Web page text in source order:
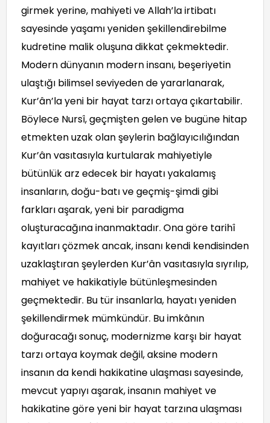
girmek yerine, mahiyeti ve Allah’la irtibatı
sayesinde yaşamı yeniden şekillendirebilme
kudretine malik oluşuna dikkat çekmektedir.
Modern dünyanın modern insanı, beşeriyetin
ulaştığı bilimsel seviyeden de yararlanarak,
Kur’ân’la yeni bir hayat tarzı ortaya çıkartabilir.
Böylece Nursî, geçmişten gelen ve bugüne hitap
etmekten uzak olan şeylerin bağlayıcılığından
Kur’ân vasıtasıyla kurtularak mahiyetiyle
bütünlük arz edecek bir hayatı yakalamış
insanların, doğu-batı ve geçmiş-şimdi gibi
farkları aşarak, yeni bir paradigma
oluşturacağına inanmaktadır. Ona göre tarihî
kayıtları çözmek ancak, insanı kendi kendisinden
uzaklaştıran şeylerden Kur’ân vasıtasıyla sıyrılıp,
mahiyet ve hakikatiyle bütünleşmesinden
geçmektedir. Bu tür insanlarla, hayatı yeniden
şekillendirmek mümkündür. Bu imkânın
doğuracağı sonuç, modernizme karşı bir hayat
tarzı ortaya koymak değil, aksine modern
insanın da kendi hakikatine ulaşması sayesinde,
mevcut yapıyı aşarak, insanın mahiyet ve
hakikatine göre yeni bir hayat tarzına ulaşması